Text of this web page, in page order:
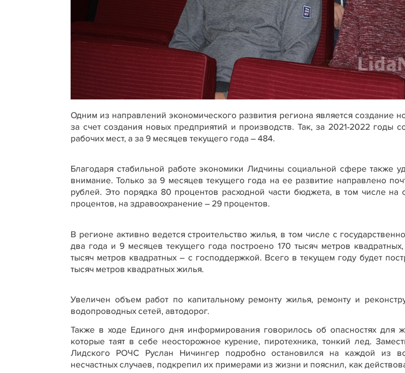
Одним из направлений экономического развития региона является создание
за счет создания новых предприятий и производств. Так, за 2021-2022 годы
рабочих мест, а за 9 месяцев текущего года – 484.
Благодаря стабильной работе экономики Лидчины социальной сфере также
внимание. Только за 9 месяцев текущего года на ее развитие направлено
рублей. Это порядка 80 процентов расходной части бюджета, в том числе на
процентов, на здравоохранение – 29 процентов.
В регионе активно ведется строительство жилья, в том числе с
два года и 9 месяцев текущего года построено 170 тысяч метров
тысяч метров квадратных – с господдержкой. Всего в текущем году будет
тысяч метров квадратных жилья.
Увеличен объем работ по капитальному ремонту жилья, ремонту и
водопроводных сетей, автодорог.
Также в ходе Единого дня информирования говорилось об опасностях для
которые таят в себе неосторожное курение, пиротехника, тонкий лед.
Лидского РОЧС Руслан Ничингер подробно остановился на каждой из
несчастных случаев, подкрепил их примерами из жизни и пояснил, как